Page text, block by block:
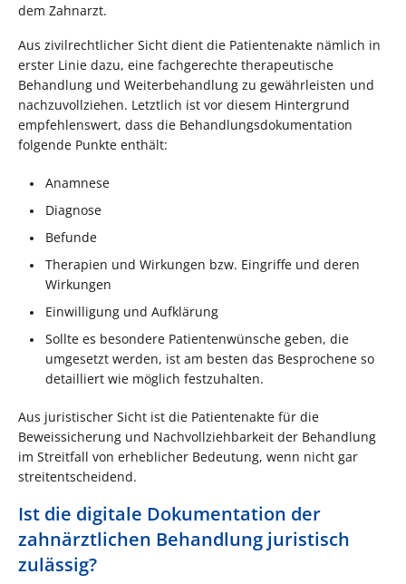
dem Zahnarzt.
Aus zivilrechtlicher Sicht dient die Patientenakte nämlich in
erster Linie dazu, eine fachgerechte therapeutische
Behandlung und Weiterbehandlung zu gewährleisten und
nachzuvollziehen. Letztlich ist vor diesem Hintergrund
empfehlenswert, dass die Behandlungsdokumentation
folgende Punkte enthält:
Anamnese
Diagnose
Befunde
Therapien und Wirkungen bzw. Eingriffe und deren
Wirkungen
Einwilligung und Aufklärung
Sollte es besondere Patientenwünsche geben, die
umgesetzt werden, ist am besten das Besprochene so
detailliert wie möglich festzuhalten.
Aus juristischer Sicht ist die Patientenakte für die
Beweissicherung und Nachvollziehbarkeit der Behandlung
im Streitfall von erheblicher Bedeutung, wenn nicht gar
streitentscheidend.
Ist die digitale Dokumentation der
zahnärztlichen Behandlung juristisch
zulässig?